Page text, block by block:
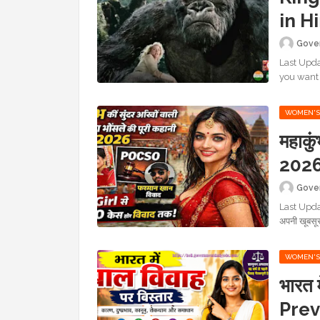
in
Last
you want
Last
अपनी